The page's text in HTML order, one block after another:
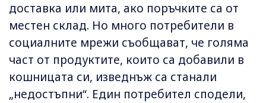
доставка или мита, ако поръчките са от
местен склад. Но много потребители в
социалните мрежи съобщават, че голяма
част от продуктите, които са добавили в
кошницата си, изведнъж са станали
„недостъпни“. Един потребител сподели,